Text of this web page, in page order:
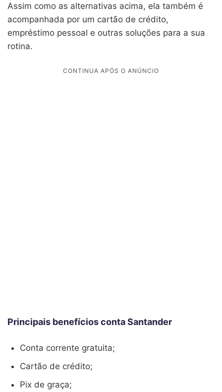
Assim como as alternativas acima, ela também é
acompanhada por um cartão de crédito,
empréstimo pessoal e outras soluções para a sua
rotina.
Principais benefícios conta Santander
Conta corrente gratuita;
Cartão de crédito;
Pix de graça;